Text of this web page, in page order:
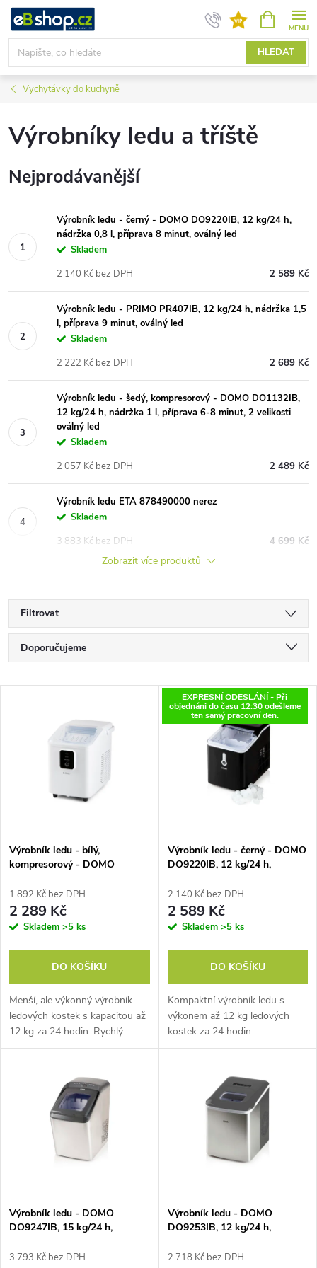
Přejít
obsah
HLEDAT
NÁKUPNÍ
KOŠÍK
Vychytávky do kuchyně
Výrobníky ledu a tříště
Nejprodávanější
Výrobník ledu - černý - DOMO DO9220IB, 12 kg/24 h,
nádržka 0,8 l, příprava 8 minut, oválný led
Skladem
2 589 Kč
2 140 Kč bez DPH
Výrobník ledu - PRIMO PR407IB, 12 kg/24 h, nádržka 1,5
l, příprava 9 minut, oválný led
Skladem
2 689 Kč
2 222 Kč bez DPH
Výrobník ledu - šedý, kompresorový - DOMO DO1132IB,
12 kg/24 h, nádržka 1 l, příprava 6-8 minut, 2 velikosti
oválný led
Skladem
2 489 Kč
2 057 Kč bez DPH
Výrobník ledu ETA 878490000 nerez
Skladem
4 699 Kč
3 883 Kč bez DPH
Zobrazit více produktů
Filtrovat
Ř
a
p
r
o
u
k
Doporučujeme
Nejprodávanější
s
p
r
o
d
u
k
Výrobník ledu - bílý,
kompresorový - DOMO
nádržka 0,8 l, příprava 8
minut, oválný led
1 892 Kč bez DPH
2 289 Kč
Skladem >5 ks
DO KOŠÍKU
Menší, ale výkonný výrobník
ledových kostek s kapacitou až
12 kg za 24 hodin. Rychlý
cyklus výroby 8 ledových
minut. Sklopná rukojeť, bílá
EXPRESNÍ ODESLÁNÍ - Při
objednáni do času 12:30 odešleme
ten samý pracovní den.
Výrobník ledu - černý - DOMO
DO9220IB, 12 kg/24 h,
minut, oválný led
2 140 Kč bez DPH
2 589 Kč
Skladem >5 ks
DO KOŠÍKU
Kompaktní výrobník ledu s
výkonem až 12 kg ledových
kostek za 24 hodin.
Minimalistický design a dlouhý
na kuchyňskou linku. Zásobník
na 0,6 kg ledu.
Výrobník ledu - DOMO
DO9247IB, 15 kg/24 h,
minut, 2 velikosti oválný led
3 793 Kč bez DPH
Výrobník ledu - DOMO
DO9253IB, 12 kg/24 h,
minut, oválný led
2 718 Kč bez DPH